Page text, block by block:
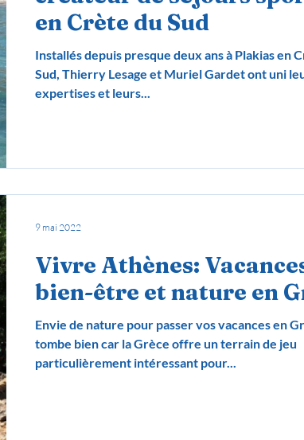
en Crète du Sud
Installés depuis presque deux ans à Plakias en
Sud, Thierry Lesage et Muriel Gardet ont uni
expertises et leurs...
Vivre Athènes:
bien-être et nature en
Envie de nature pour passer vos vacances en
tombe bien car la Grèce offre un terrain de jeu
particulièrement intéressant pour...
9 mai 2022